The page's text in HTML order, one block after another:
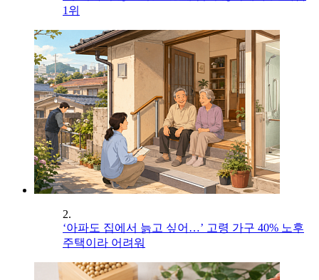
1위
2.
‘아파도 집에서 늙고 싶어…’ 고령 가구 40% 노후
주택이라 어려워